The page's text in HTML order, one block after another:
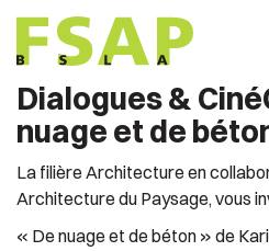
Dialogues &
nuage et de
La filière Architecture en
Architecture du Paysage, vous
« De nuage et de béton » de